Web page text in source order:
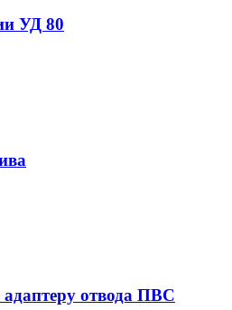
УД 80
отвода ПВС